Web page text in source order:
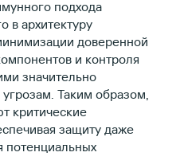
подхода
в архитектуру
доверенной
и контроля
значительно
Таким образом,
критические
защиту даже
потенциальных